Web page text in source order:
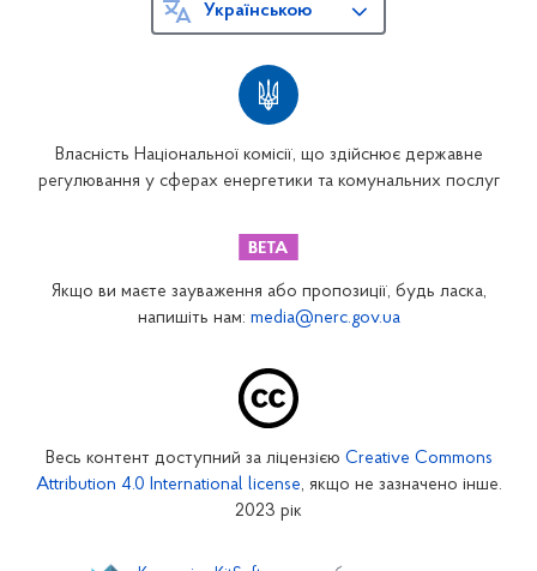
Власність Національної комісії, що здійснює державне
регулювання у сферах енергетики та комунальних послуг
Українською
Якщо ви маєте зауваження або пропозиції, будь ласка,
напишіть нам: media@nerc.gov.ua
Весь контент доступний за ліцензією Creative Commons
Attribution 4.0 International license, якщо не зазначено інше.
2023 рік